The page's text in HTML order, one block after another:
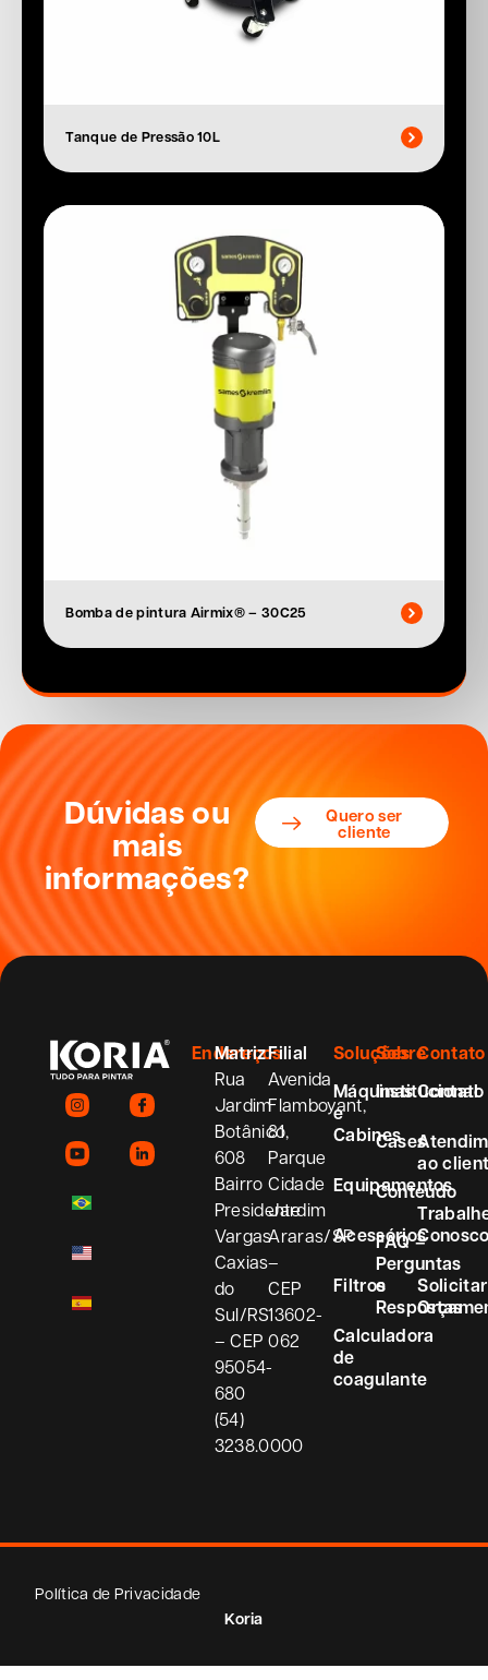
Tanque de Pressão 10L
Bomba de pintura Airmix® – 30C25
Dúvidas ou
mais
informações?
Quero ser
cliente
Endereços
Matriz
Rua
Jardim
Botânico,
608
Bairro
Presidente
Vargas
Caxias
do
Sul/RS
– CEP
95054-
680
(54)
3238.0000
Filial
Avenida
Flamboyant,
81
Parque
Cidade
Jardim
Araras/SP
–
CEP
13602-
062
Soluções
Máquinas
e
Cabines
Equipamentos
Acessórios
Filtros
Calculadora
de
coagulante
Sobre
Institucional
Cases
Conteúdo
FAQ –
Perguntas
e
Respostas
Contato
Contato
ao
Solicitar
Política de Privacidade
Koria